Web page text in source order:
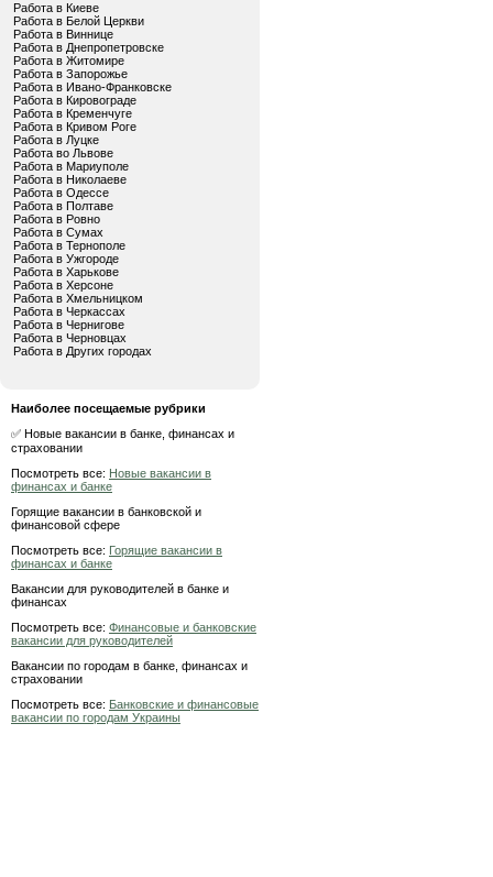
Работа в Киеве
Работа в Белой Церкви
Работа в Виннице
Работа в Днепропетровске
Работа в Житомире
Работа в Запорожье
Работа в Ивано-Франковске
Работа в Кировограде
Работа в Кременчуге
Работа в Кривом Роге
Работа в Луцке
Работа во Львове
Работа в Мариуполе
Работа в Николаеве
Работа в Одессе
Работа в Полтаве
Работа в Ровно
Работа в Сумах
Работа в Тернополе
Работа в Ужгороде
Работа в Харькове
Работа в Херсоне
Работа в Хмельницком
Работа в Черкассах
Работа в Чернигове
Работа в Черновцах
Работа в Других городах
Наиболее посещаемые рубрики
✅ Новые вакансии в банке, финансах и
страховании
Посмотреть все: Новые вакансии в
финансах и банке
Горящие вакансии в банковской и
финансовой сфере
Посмотреть все: Горящие вакансии в
финансах и банке
Вакансии для руководителей в банке и
финансах
Посмотреть все: Финансовые и банковские
вакансии для руководителей
Вакансии по городам в банке, финансах и
страховании
Посмотреть все: Банковские и финансовые
вакансии по городам Украины